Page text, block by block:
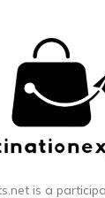
is a